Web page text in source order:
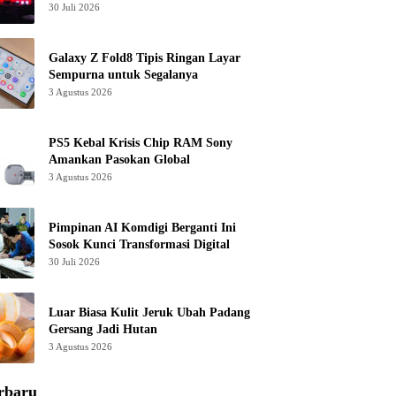
30 Juli 2026
Galaxy Z Fold8 Tipis Ringan Layar
Sempurna untuk Segalanya
3 Agustus 2026
PS5 Kebal Krisis Chip RAM Sony
Amankan Pasokan Global
3 Agustus 2026
Pimpinan AI Komdigi Berganti Ini
Sosok Kunci Transformasi Digital
30 Juli 2026
Luar Biasa Kulit Jeruk Ubah Padang
Gersang Jadi Hutan
3 Agustus 2026